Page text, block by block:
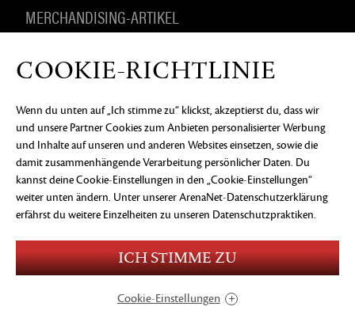
MERCHANDISING-ARTIKEL
DATENSCHUTZERKLÄRUNG
RECHTLICHE
INFORMATIONEN
KEIN VERKAUF ODER KEINE
WEITERGABE MEINER PERSONENBEZOGENEN
DATEN
COOKIE-EINSTELLUNGEN
©2026 ArenaNet, LLC. Alle Rechte vorbehalten. Alle
Warenzeichen sind das Eigentum ihrer jeweiligen
Besitzer.
Language
Use of Alcohol
Violence
Users Interact
COOKIE-RICHTLINIE
Wenn du unten auf „Ich stimme zu“ klickst, akzeptierst du, dass wir
und unsere Partner Cookies zum Anbieten personalisierter Werbung
und Inhalte auf unseren und anderen Websites einsetzen, sowie die
damit zusammenhängende Verarbeitung persönlicher Daten. Du
kannst deine Cookie-Einstellungen in den „Cookie-Einstellungen“
weiter unten ändern. Unter unserer ArenaNet-Datenschutzerklärung
erfährst du weitere Einzelheiten zu unseren Datenschutzpraktiken.
ICH STIMME ZU
Cookie-Einstellungen